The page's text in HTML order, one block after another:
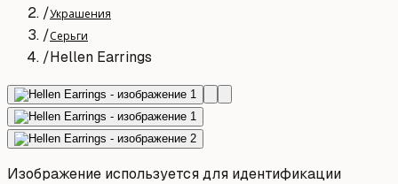
/Украшения
/Серьги
/Hellen Earrings
Изображение используется для идентификации